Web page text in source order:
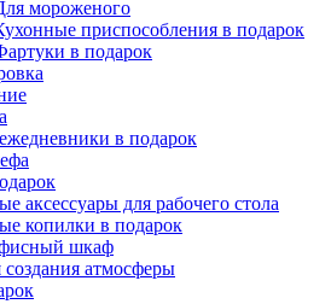
мороженого
приспособления в подарок
в подарок
в подарок
аксессуары для рабочего стола
копилки в подарок
шкаф
атмосферы